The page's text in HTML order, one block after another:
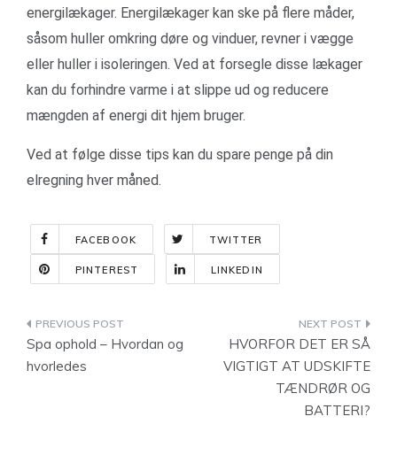
energilækager. Energilækager kan ske på flere måder,
såsom huller omkring døre og vinduer, revner i vægge
eller huller i isoleringen. Ved at forsegle disse lækager
kan du forhindre varme i at slippe ud og reducere
mængden af ​​energi dit hjem bruger.
Ved at følge disse tips kan du spare penge på din
elregning hver måned.
FACEBOOK TWITTER
PINTEREST LINKEDIN
Indlægsnavigation
Spa ophold – Hvordan og
hvorledes
HVORFOR DET ER SÅ
VIGTIGT AT UDSKIFTE
TÆNDRØR OG
BATTERI?